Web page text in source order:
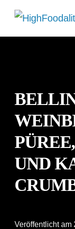
Zum
Inhalt
UND
Veröffentlicht am